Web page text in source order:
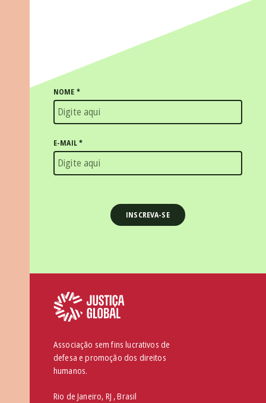
NOME *
E-MAIL*
Associação sem fins lucrativos de
defesa e promoção dos direitos
humanos.
Rio de Janeiro, RJ , Brasil